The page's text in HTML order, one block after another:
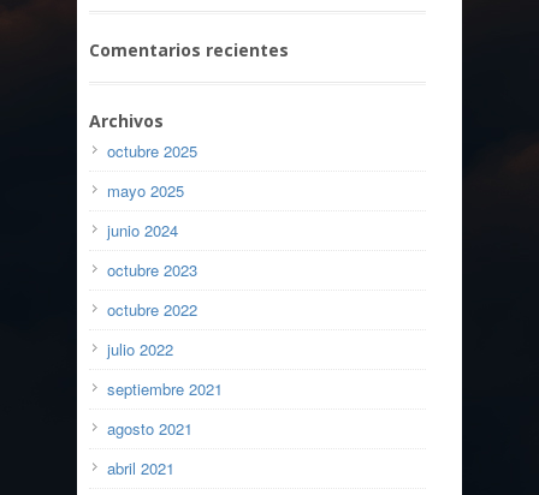
Comentarios recientes
Archivos
octubre 2025
mayo 2025
junio 2024
octubre 2023
octubre 2022
julio 2022
septiembre 2021
agosto 2021
abril 2021